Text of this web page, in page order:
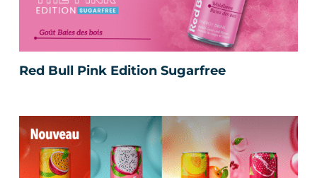
Red Bull Pink Edition Sugarfree